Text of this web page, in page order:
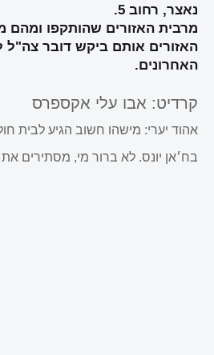
נאצר, רחוב 5.
מרבית האזורים שהותקפו ומהם
האזורים אותם ביקש דובר צה"ל
האחרונים.
קרדיט: אבו עלי אקספרס
אהוד יערי: מישהו חשוב הגיע לבית
בח׳אן יונס. לא ברור מי, מסתירים את